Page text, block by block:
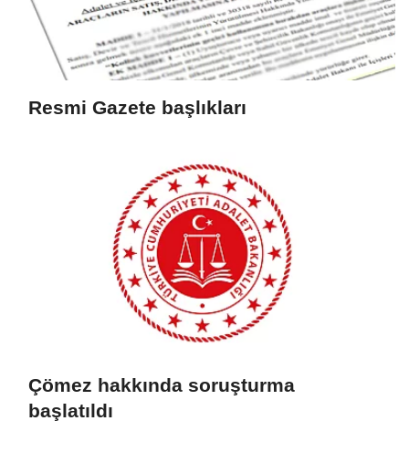
Resmi Gazete başlıkları
Çömez hakkında soruşturma
başlatıldı